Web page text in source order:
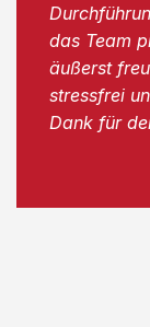
das Team
äußerst
stressfrei
Dank für